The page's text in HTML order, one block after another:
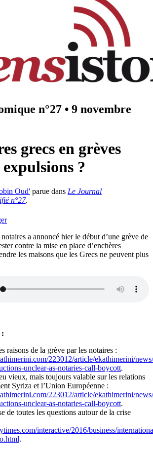
n°27 • 9 novembre
grecs en grèves
?
Oud' parue dans Le Journal
n°27.
a annoncé hier le début d’une grève de
contre la mise en place d’enchères
les maisons que les Grecs ne peuvent plus
:
raisons de la grève par les notaires :
223012/article/ekathimerini/
unclear-as-notaries-call-boycott.
vieux, mais toujours valable sur les relations
Syriza et l’Union Européenne :
223012/article/ekathimerini/
unclear-as-notaries-call-boycott.
de toutes les questions autour de la crise
interactive/2016/business/
.